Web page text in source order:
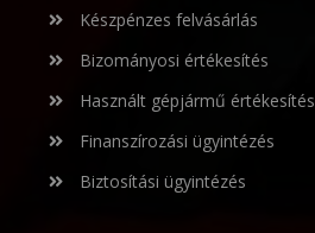
Készpénzes felvásárlás
Bizományosi értékesítés
Használt gépjármű értékesítés
Finanszírozási ügyintézés
Biztosítási ügyintézés